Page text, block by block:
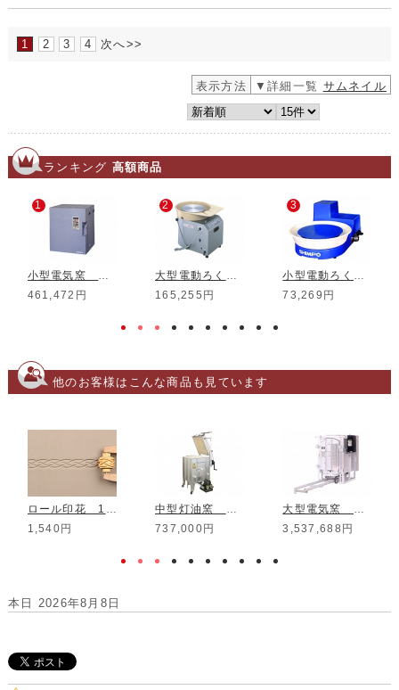
1 2 3 4 次へ>>
表示方法 ▼詳細一覧 サムネイル
ランキング 高額商品
1
小型電気窯 DMT-01
461,472円
2
大型電動ろくろ RK-3D
165,255円
3
小型電動ろくろ RK-5T
73,269円
他のお客様はこんな商品も見ています
ロール印花 10mm MRL-16
1,540円
中型灯油窯 RT-100
737,000円
大型電気窯 DAD-25C
3,537,688円
本日 2026年8月8日